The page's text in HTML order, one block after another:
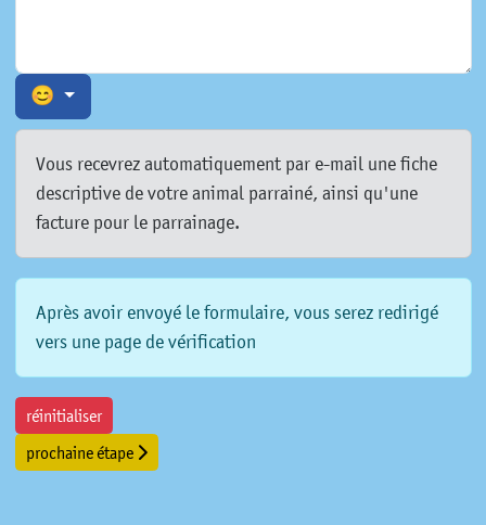
😊
Vous recevrez automatiquement par e-mail une fiche
descriptive de votre animal parrainé, ainsi qu'une
facture pour le parrainage.
Après avoir envoyé le formulaire, vous serez redirigé
vers une page de vérification
réinitialiser
prochaine étape